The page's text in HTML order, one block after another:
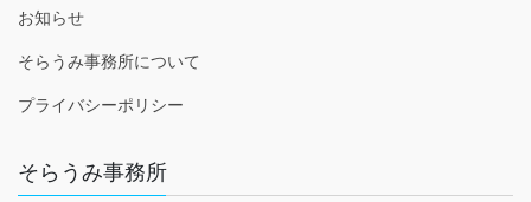
お知らせ
そらうみ事務所について
プライバシーポリシー
そらうみ事務所